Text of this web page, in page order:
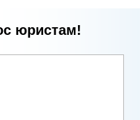
юристам!